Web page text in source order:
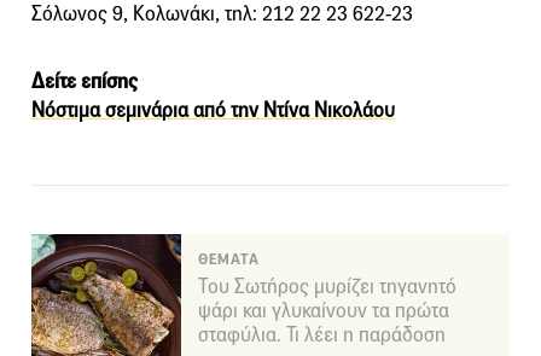
Σόλωνος 9, Κολωνάκι, τηλ: 212 22 23 622-23
Δείτε επίσης
Νόστιμα σεμινάρια από την Ντίνα Νικολάου
ΘΕΜΑΤΑ
Του Σωτήρος μυρίζει τηγανητό
ψάρι και γλυκαίνουν τα πρώτα
σταφύλια. Τι λέει η παράδοση